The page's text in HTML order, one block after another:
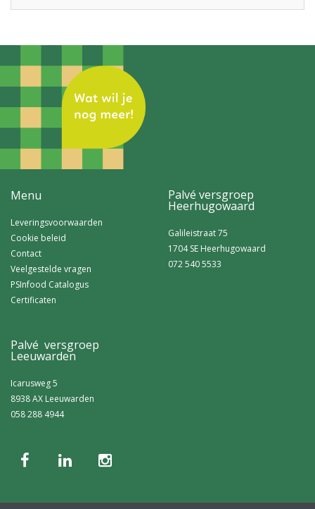
Menu
Leveringsvoorwaarden
Cookie beleid
Contact
Veelgestelde vragen
PSInfood Catalogus
Certificaten
Palvé versgroep
Heerhugowaard
Galileistraat 75
1704 SE Heerhugowaard
072 540 5533
Palvé versgroep
Leeuwarden
Icarusweg 5
8938 AX Leeuwarden
058 288 4944